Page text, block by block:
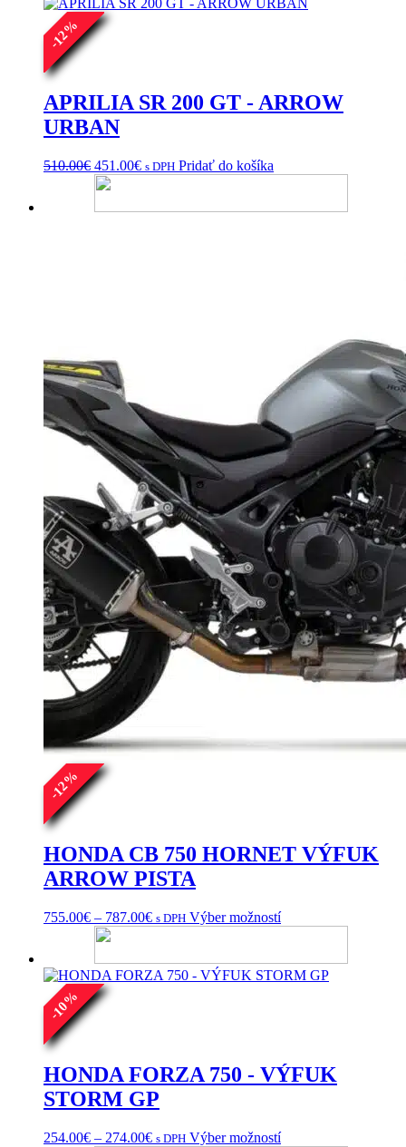
-
12
%
APRILIA SR 200 GT - ARROW
URBAN
510.00€ Pôvodná
cena
510.00€.
451.00€Aktuálna
451.00€.
s DPH Pridať do košíka
-
12
%
HONDA CB 750 HORNET VÝFUK
ARROW PISTA
755.00€ – 787.00€Price
through
787.00€
s DPH Výber možnostíTento
viacero
variantov.
na
stránke
-
10
%
HONDA FORZA 750 - VÝFUK
STORM GP
254.00€ – 274.00€Price
s DPH Výber možnostíTento